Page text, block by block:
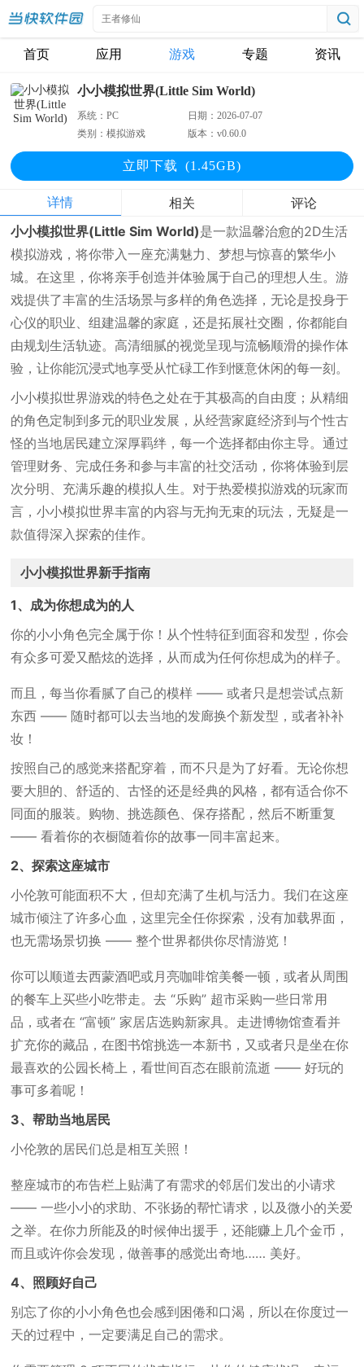
首页 应用 游戏 专题 资讯
小小模拟世界(Little Sim World)
系统：PC 日期：2026-07-07
类别：模拟游戏 版本：v0.60.0
立即下载 (1.45GB)
详情 相关 评论
小小模拟世界(Little Sim World)是一款温馨治愈的2D生活
模拟游戏，将你带入一座充满魅力、梦想与惊喜的繁华小
城。在这里，你将亲手创造并体验属于自己的理想人生。游
戏提供了丰富的生活场景与多样的角色选择，无论是投身于
心仪的职业、组建温馨的家庭，还是拓展社交圈，你都能自
由规划生活轨迹。高清细腻的视觉呈现与流畅顺滑的操作体
验，让你能沉浸式地享受从忙碌工作到惬意休闲的每一刻。
小小模拟世界游戏的特色之处在于其极高的自由度；从精细
的角色定制到多元的职业发展，从经营家庭经济到与个性古
怪的当地居民建立深厚羁绊，每一个选择都由你主导。通过
管理财务、完成任务和参与丰富的社交活动，你将体验到层
次分明、充满乐趣的模拟人生。对于热爱模拟游戏的玩家而
言，小小模拟世界丰富的内容与无拘无束的玩法，无疑是一
款值得深入探索的佳作。
小小模拟世界新手指南
1、成为你想成为的人
你的小小角色完全属于你！从个性特征到面容和发型，你会
有众多可爱又酷炫的选择，从而成为任何你想成为的样子。
而且，每当你看腻了自己的模样 —— 或者只是想尝试点新
东西 —— 随时都可以去当地的发廊换个新发型，或者补补
妆！
按照自己的感觉来搭配穿着，而不只是为了好看。无论你想
要大胆的、舒适的、古怪的还是经典的风格，都有适合你不
同面的服装。购物、挑选颜色、保存搭配，然后不断重复
—— 看着你的衣橱随着你的故事一同丰富起来。
2、探索这座城市
小伦敦可能面积不大，但却充满了生机与活力。我们在这座
城市倾注了许多心血，这里完全任你探索，没有加载界面，
也无需场景切换 —— 整个世界都供你尽情游览！
你可以顺道去西蒙酒吧或月亮咖啡馆美餐一顿，或者从周围
的餐车上买些小吃带走。去 “乐购” 超市采购一些日常用
品，或者在 “富顿” 家居店选购新家具。走进博物馆查看并
扩充你的藏品，在图书馆挑选一本新书，又或者只是坐在你
最喜欢的公园长椅上，看世间百态在眼前流逝 —— 好玩的
事可多着呢！
3、帮助当地居民
小伦敦的居民们总是相互关照！
整座城市的布告栏上贴满了有需求的邻居们发出的小请求
—— 一些小小的求助、不张扬的帮忙请求，以及微小的关爱
之举。在你力所能及的时候伸出援手，还能赚上几个金币，
而且或许你会发现，做善事的感觉出奇地…… 美好。
4、照顾好自己
别忘了你的小小角色也会感到困倦和口渴，所以在你度过一
天的过程中，一定要满足自己的需求。